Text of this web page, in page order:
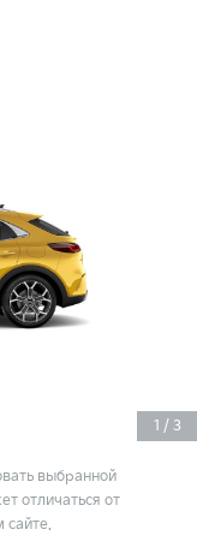
1 / 3
выбранной
отличаться от
сайте.